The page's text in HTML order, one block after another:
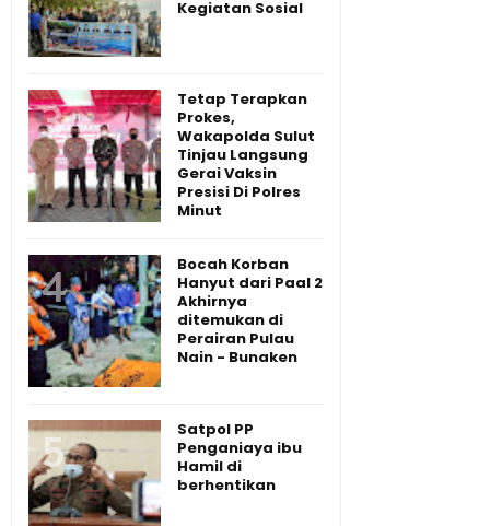
Kegiatan Sosial
Tetap Terapkan
Prokes,
Wakapolda Sulut
Tinjau Langsung
Gerai Vaksin
Presisi Di Polres
Minut
Bocah Korban
Hanyut dari Paal 2
Akhirnya
ditemukan di
Perairan Pulau
Nain - Bunaken
Satpol PP
Penganiaya ibu
Hamil di
berhentikan